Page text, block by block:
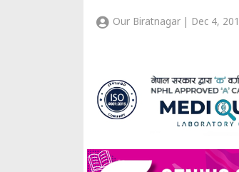
Our Biratnagar | Dec 4,